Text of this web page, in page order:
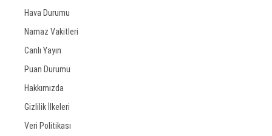
Hava Durumu
Namaz Vakitleri
Canlı Yayın
Puan Durumu
Hakkımızda
Gizlilik İlkeleri
Veri Politikası